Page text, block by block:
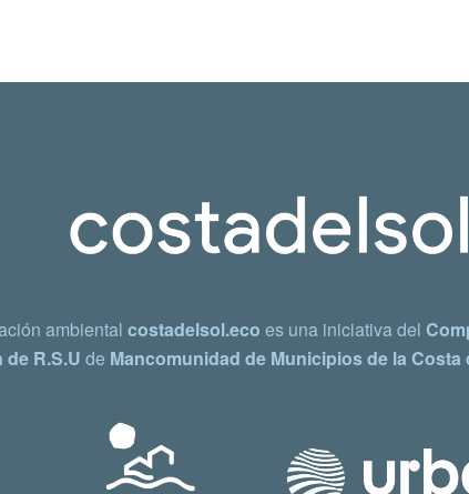
ambiental costadelsol.eco es una iniciativa del
R.S.U de Mancomunidad de Municipios de la Costa